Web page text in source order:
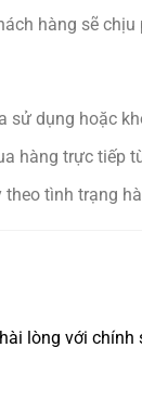
hàng sẽ
sử dụng hoặc
hàng trực tiếp
tình trạng
lòng với